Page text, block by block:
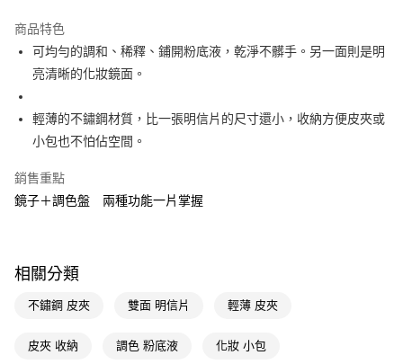
LINE Pay
Apple Pay
街口支付
悠遊付
Google Pay
AFTEE先享後付是「在收到商品之後才付款」的支付方式。 讓您購物簡單
１．簡單：不需註冊會員、不需綁卡、不需儲值。
即享券
運送方式
全家取貨付款
商品特色
可均勻的調和、稀釋、鋪開粉底液，乾淨不髒手。另一面則是明
亮清晰的化妝鏡面。
輕薄的不鏽鋼材質，比一張明信片的尺寸還小，收納方便皮夾或
小包也不怕佔空間。
銷售重點
鏡子＋調色盤 兩種功能一片掌握
相關分類
不鏽鋼 皮夾 雙面 明信片 輕薄 皮夾
皮夾 收納 調色 粉底液 化妝 小包